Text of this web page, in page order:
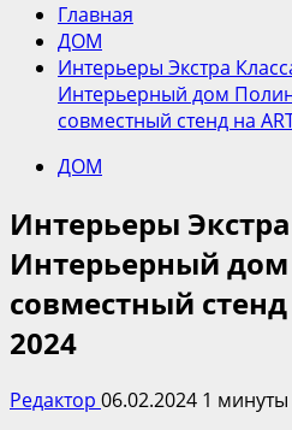
Главная
ДОМ
Интерьеры Экстра
Интерьерный дом
совместный стенд на
ДОМ
Интерьеры
Интерьерный
совместный стенд
2024
Редактор 06.02.2024 1